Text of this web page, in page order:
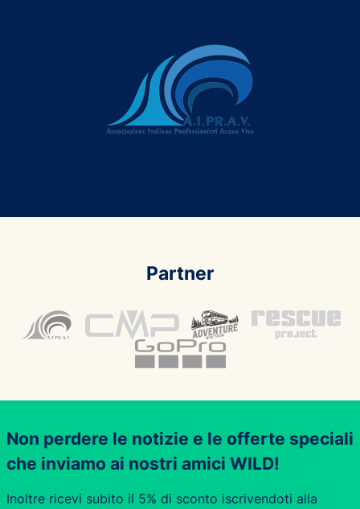
Partner
Non perdere le notizie e le offerte speciali
che inviamo ai nostri amici WILD!
Inoltre ricevi subito il 5% di sconto iscrivendoti alla